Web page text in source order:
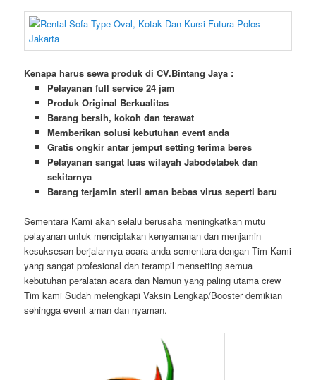
Kenapa harus sewa produk di CV.Bintang Jaya :
Pelayanan full service 24 jam
Produk Original Berkualitas
Barang bersih, kokoh dan terawat
Memberikan solusi kebutuhan event anda
Gratis ongkir antar jemput setting terima beres
Pelayanan sangat luas wilayah Jabodetabek dan
sekitarnya
Barang terjamin steril aman bebas virus seperti baru
Sementara Kami akan selalu berusaha meningkatkan mutu
pelayanan untuk menciptakan kenyamanan dan menjamin
kesuksesan berjalannya acara anda sementara dengan Tim Kami
yang sangat profesional dan terampil mensetting semua
kebutuhan peralatan acara dan Namun yang paling utama crew
Tim kami Sudah melengkapi Vaksin Lengkap/Booster demikian
sehingga event aman dan nyaman.